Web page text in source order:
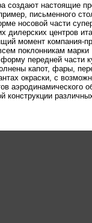
создают настоящие
письменного
носовой части
дилерских центров
момент компания-
поклонникам марки
передней части
капот, фары,
окраски, с
аэродинамического
конструкции